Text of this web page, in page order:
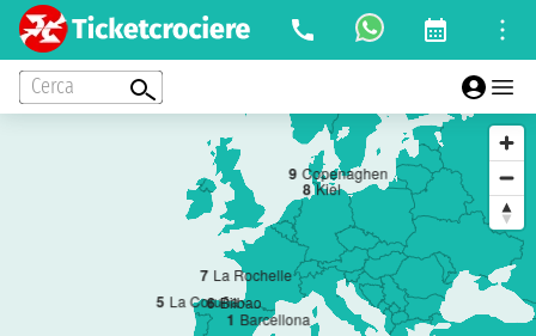
Cerca
1 Barcellona
5 La Coruña
6 Bilbao
7 La Rochelle
8 Kiel
9 Copenaghen